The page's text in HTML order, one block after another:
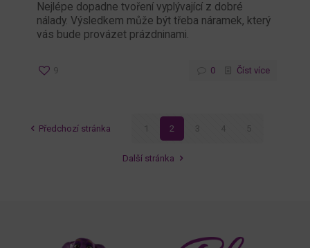
Nejlépe dopadne tvoření vyplývající z dobré
nálady. Výsledkem může být třeba náramek, který
vás bude provázet prázdninami.
9 0 Číst více
Předchozí stránka 1 2 3 4 5
Další stránka